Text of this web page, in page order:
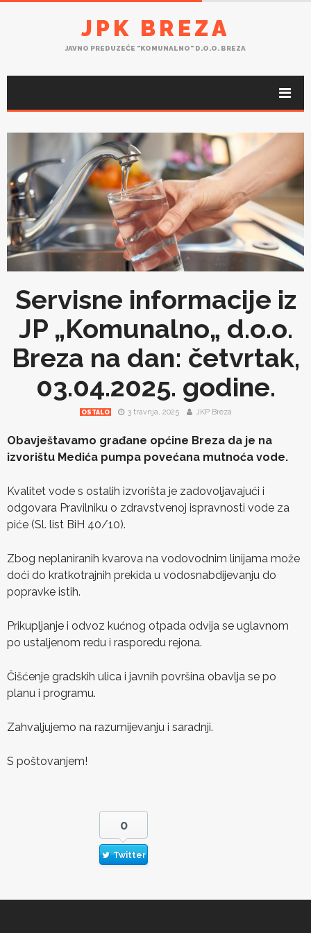
JPK BREZA
JAVNO PREDUZEĆE "KOMUNALNO" D.O.O. BREZA
Servisne informacije iz
JP „Komunalno„ d.o.o.
Breza na dan: četvrtak,
03.04.2025. godine.
OSTALO 3 travnja, 2025 JKP Breza
Obavještavamo građane općine Breza da je na
izvorištu Medića pumpa povećana mutnoća vode.
Kvalitet vode s ostalih izvorišta je zadovoljavajući i
odgovara Pravilniku o zdravstvenoj ispravnosti vode za
piće (Sl. list BiH 40/10).
Zbog neplaniranih kvarova na vodovodnim linijama može
doći do kratkotrajnih prekida u vodosnabdijevanju do
popravke istih.
Prikupljanje i odvoz kućnog otpada odvija se uglavnom
po ustaljenom redu i rasporedu rejona.
Čišćenje gradskih ulica i javnih površina obavlja se po
planu i programu.
Zahvaljujemo na razumijevanju i saradnji.
S poštovanjem!
0
Twitter